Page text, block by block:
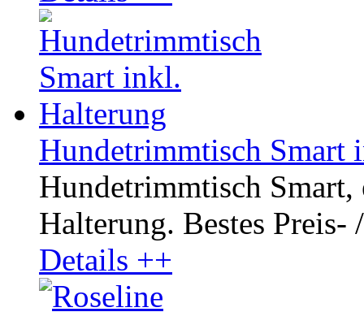
Hundetrimmtisch Smart
Hundetrimmtisch
Halterung. Bestes Preis-
Details ++